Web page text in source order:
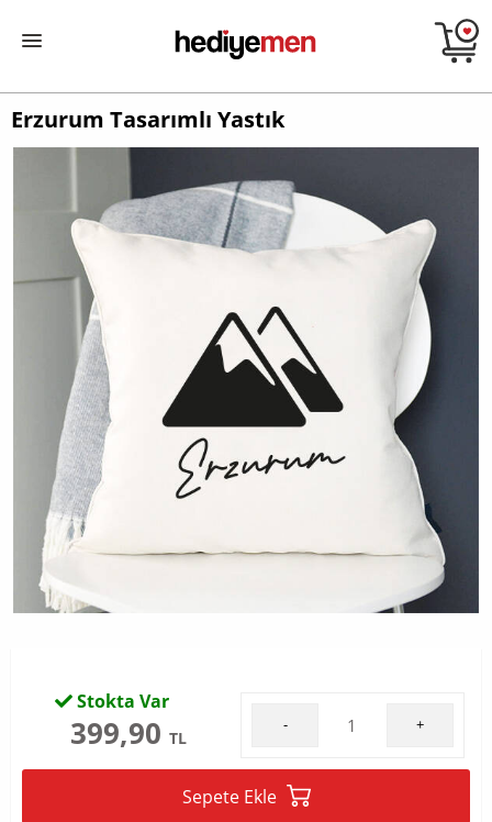
Erzurum Tasarımlı Yastık
Stokta Var
399,90 TL
- +
Sepete Ekle